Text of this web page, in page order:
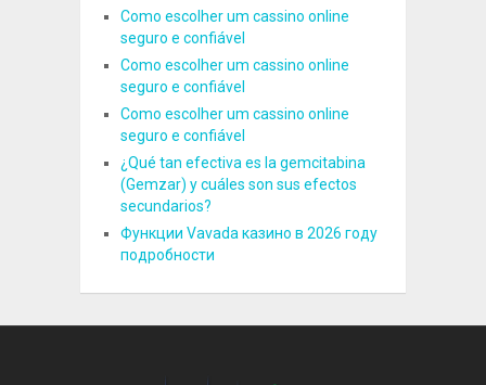
Como escolher um cassino online
seguro e confiável
Como escolher um cassino online
seguro e confiável
Como escolher um cassino online
seguro e confiável
¿Qué tan efectiva es la gemcitabina
(Gemzar) y cuáles son sus efectos
secundarios?
Функции Vavada казино в 2026 году
подробности